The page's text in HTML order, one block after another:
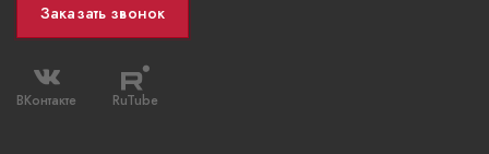
Заказать звонок
ВКонтакте RuTube